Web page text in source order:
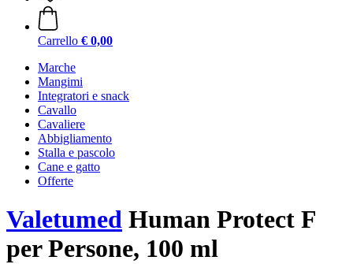
Carrello € 0,00
Marche
Mangimi
Integratori e snack
Cavallo
Cavaliere
Abbigliamento
Stalla e pascolo
Cane e gatto
Offerte
Valetumed Human Protect F
per Persone, 100 ml